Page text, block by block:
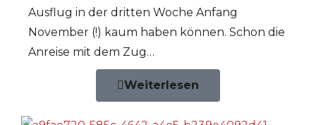
Ausflug in der dritten Woche Anfang
November (!) kaum haben können. Schon die
Anreise mit dem Zug…
Weiterlesen